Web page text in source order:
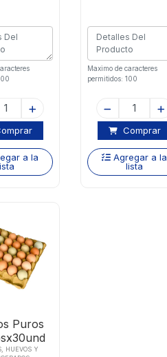
a la
Maximo de caracteres
permitidos: 100
Comprar
Agregar a la
lista
Puros
HUEVOS Y